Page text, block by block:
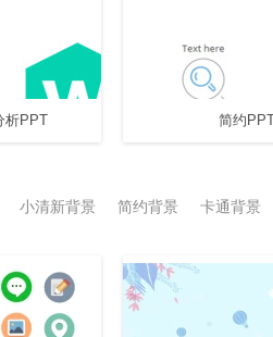
析PPT 简约
小清新背景 简约背景 卡通背景